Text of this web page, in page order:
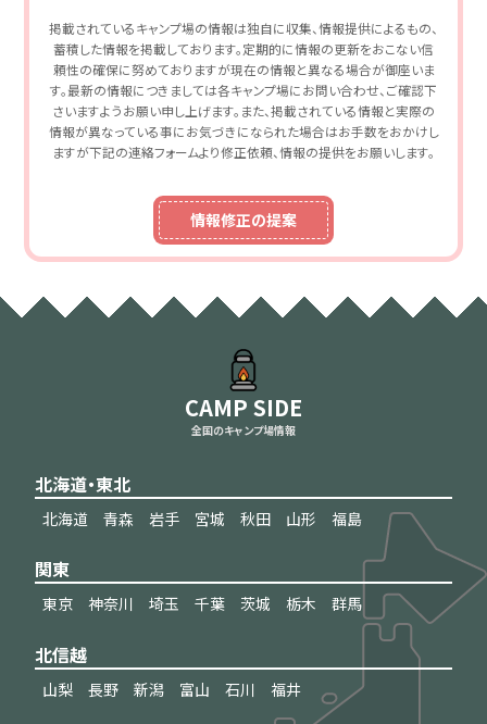
掲載されているキャンプ場の情報は独自に収集、情報提供によるもの、
蓄積した情報を掲載しております。定期的に情報の更新をおこない信
頼性の確保に努めておりますが現在の情報と異なる場合が御座いま
す。最新の情報につきましては各キャンプ場にお問い合わせ、ご確認下
さいますようお願い申し上げます。また、掲載されている情報と実際の
情報が異なっている事にお気づきになられた場合はお手数をおかけし
ますが下記の連絡フォームより修正依頼、情報の提供をお願いします。
情報修正の提案
CAMP SIDE
全国のキャンプ場情報
北海道・東北
北海道 青森 岩手 宮城 秋田 山形 福島
関東
東京 神奈川 埼玉 千葉 茨城 栃木 群馬
北信越
山梨 長野 新潟 富山 石川 福井